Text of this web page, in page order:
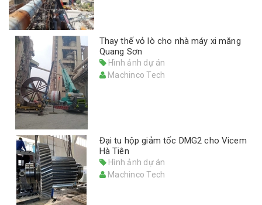
Thay thế vỏ lò cho nhà máy xi măng
Quang Sơn
Hình ảnh dự án
Machinco Tech
Đại tu hộp giảm tốc DMG2 cho Vicem
Hà Tiên
Hình ảnh dự án
Machinco Tech